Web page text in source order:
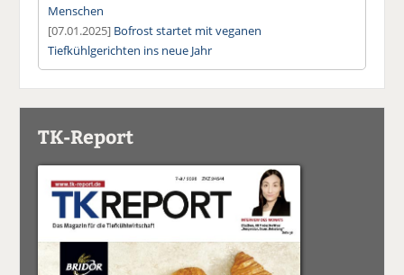
Menschen
[07.01.2025] Bofrost startet mit veganen
Tiefkühlgerichten ins neue Jahr
TK-Report